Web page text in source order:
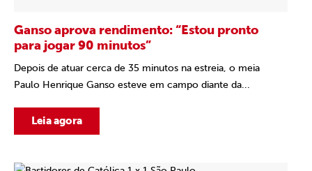
Ganso aprova rendimento: “Estou pronto
para jogar 90 minutos”
Depois de atuar cerca de 35 minutos na estreia, o meia
Paulo Henrique Ganso esteve em campo diante da...
Leia agora